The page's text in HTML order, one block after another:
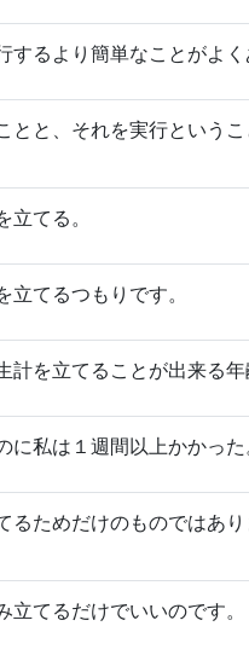
するより簡単なことがよく
とと、それを実行という
てる。
てるつもりです。
計を立てることが出来る年
私は１週間以上かかった
るためだけのものではあ
立てるだけでいいのです。